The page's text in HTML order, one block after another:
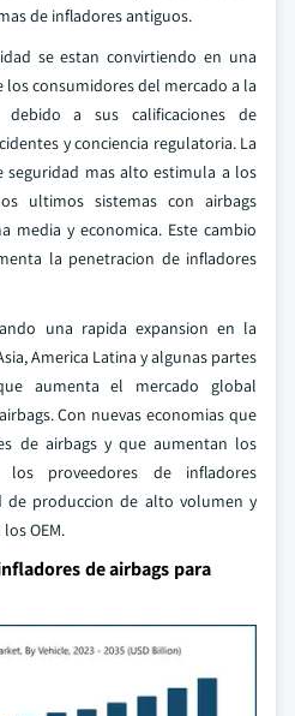
de infladores antiguos.
se estan convirtiendo en una
consumidores del mercado a la
a sus calificaciones de
y conciencia regulatoria. La
seguridad mas alto estimula a los
ultimos sistemas con airbags
media y economica. Este cambio
la penetracion de infladores
una rapida expansion en la
America Latina y algunas partes
aumenta el mercado global
Con nuevas economias que
de airbags y que aumentan los
los proveedores de infladores
produccion de alto volumen y
OEM.
de airbags para